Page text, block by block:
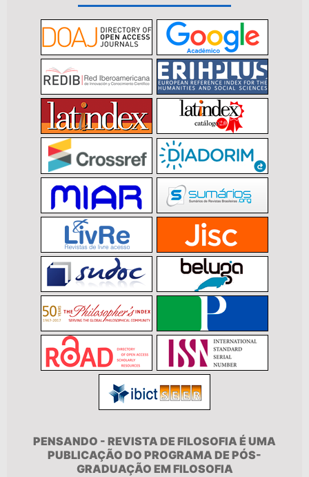
PENSANDO - REVISTA DE FILOSOFIA É UMA
PUBLICAÇÃO DO PROGRAMA DE PÓS-
GRADUAÇÃO EM FILOSOFIA